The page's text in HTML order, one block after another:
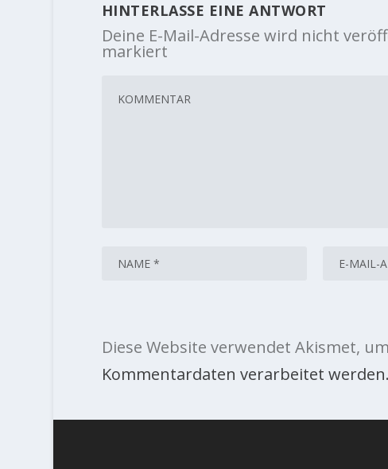
HINTERLASSE EINE ANTWORT
Deine E-Mail-Adresse wird nicht
markiert
Diese Website verwendet Akismet,
Kommentardaten verarbeitet werden.